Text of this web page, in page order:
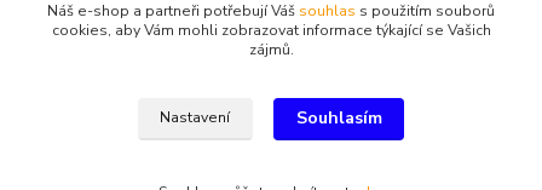
kladno@zirafa-stavebniny.cz
Náš e-shop a partneři potřebují Váš souhlas s použitím souborů
cookies, aby Vám mohli zobrazovat informace týkající se Vašich
zájmů.
Nastavení Souhlasím